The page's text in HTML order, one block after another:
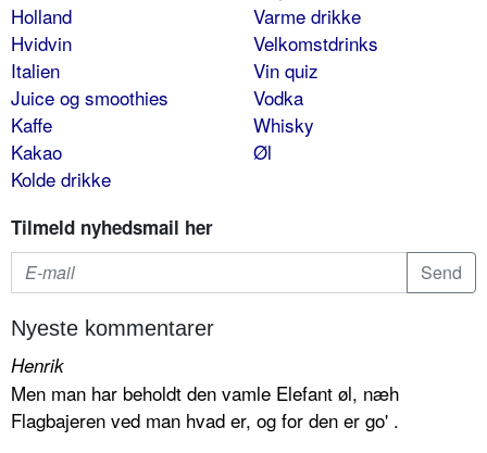
Holland
Hvidvin
Italien
Juice og smoothies
Kaffe
Kakao
Kolde drikke
Varme drikke
Velkomstdrinks
Vin quiz
Vodka
Whisky
Øl
Tilmeld nyhedsmail her
Nyeste kommentarer
Henrik
Men man har beholdt den vamle Elefant øl, næh
Flagbajeren ved man hvad er, og for den er go' .